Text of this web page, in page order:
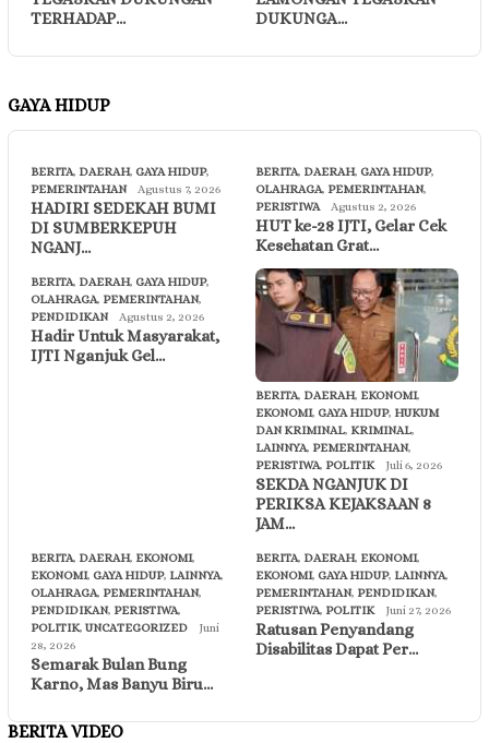
TERHADAP…
DUKUNGA…
GAYA HIDUP
BERITA, DAERAH, GAYA HIDUP,
PEMERINTAHAN
Agustus 7, 2026
HADIRI SEDEKAH BUMI
DI SUMBERKEPUH
NGANJ…
BERITA, DAERAH, GAYA HIDUP,
OLAHRAGA, PEMERINTAHAN,
PERISTIWA
Agustus 2, 2026
HUT ke-28 IJTI, Gelar Cek
Kesehatan Grat…
BERITA, DAERAH, GAYA HIDUP,
OLAHRAGA, PEMERINTAHAN,
PENDIDIKAN
Agustus 2, 2026
Hadir Untuk Masyarakat,
IJTI Nganjuk Gel…
BERITA, DAERAH, EKONOMI,
EKONOMI, GAYA HIDUP, HUKUM
DAN KRIMINAL, KRIMINAL,
LAINNYA, PEMERINTAHAN,
PERISTIWA, POLITIK Juli 6, 2026
SEKDA NGANJUK DI
PERIKSA KEJAKSAAN 8
JAM…
BERITA, DAERAH, EKONOMI,
EKONOMI, GAYA HIDUP, LAINNYA,
OLAHRAGA, PEMERINTAHAN,
PENDIDIKAN, PERISTIWA,
POLITIK, UNCATEGORIZED
Juni
28, 2026
Semarak Bulan Bung
Karno, Mas Banyu Biru…
BERITA, DAERAH, EKONOMI,
EKONOMI, GAYA HIDUP, LAINNYA,
PEMERINTAHAN, PENDIDIKAN,
PERISTIWA, POLITIK Juni 27, 2026
Ratusan Penyandang
Disabilitas Dapat Per…
BERITA VIDEO